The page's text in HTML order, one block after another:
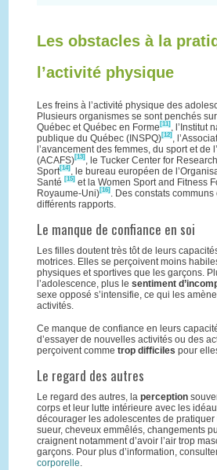
Les obstacles à la
l’activité physique
Les freins à l’activité physique des
Plusieurs organismes se sont penchés
Québec et Québec en Forme [11] , l’Institut
publique du Québec (INSPQ)[12] ,
l’avancement des femmes, du sport et de
(ACAFS)[13] , le Tucker Center for
Sport[14] , le bureau européen de
Santé [15] et la Women Sport and Fitness
Royaume-Uni)[16] . Des constats
différents rapports.
Le manque de confiance en soi
Les filles doutent très tôt de leurs
motrices. Elles se perçoivent moins
physiques et sportives que les garçons.
l’adolescence, plus le sentiment
sexe opposé s’intensifie, ce qui les
activités.
Ce manque de confiance en leurs
d’essayer de nouvelles activités ou des
perçoivent comme trop difficiles pour
Le regard des autres
Le regard des autres, la perception
corps et leur lutte intérieure avec les
décourager les adolescentes de
sueur, cheveux emmêlés, changements
craignent notamment d’avoir l’air trop
garçons. Pour plus d’information,
corporelle.